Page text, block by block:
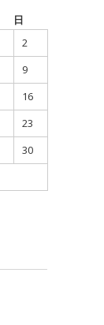
日
2
9
16
23
30